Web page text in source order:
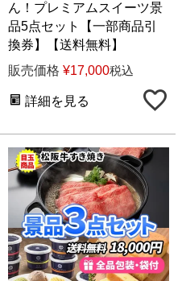
ん！プレミアムスイーツ景
品5点セット【一部商品引
換券】【送料無料】
販売価格 ¥17,000税込
詳細を見る